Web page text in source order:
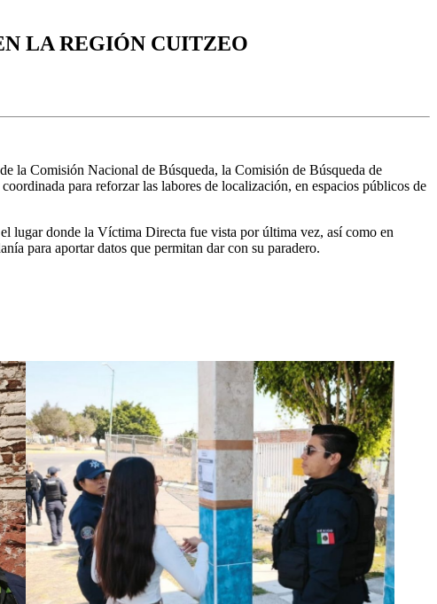
LA REGIÓN CUITZEO
la Comisión Nacional de Búsqueda, la Comisión de Búsqueda de
para reforzar las labores de localización, en espacios públicos de
lugar donde la Víctima Directa fue vista por última vez, así como en
para aportar datos que permitan dar con su paradero.